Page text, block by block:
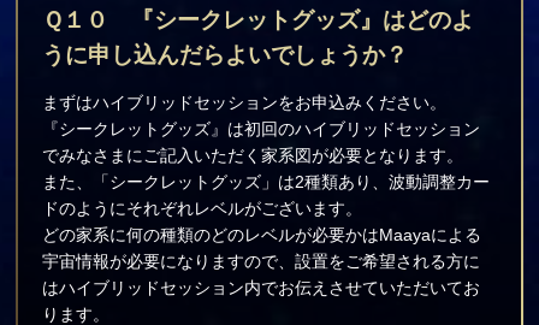
Ｑ１０
『シークレットグッズ』はどのよ
うに申し込んだらよいでしょうか？
まずはハイブリッドセッションをお申込みください。
『シークレットグッズ』は初回のハイブリッドセッション
でみなさまにご記入いただく家系図が必要となります。
また、「シークレットグッズ」は2種類あり、波動調整カー
ドのようにそれぞれレベルがございます。
どの家系に何の種類のどのレベルが必要かはMaayaによる
宇宙情報が必要になりますので、設置をご希望される方に
はハイブリッドセッション内でお伝えさせていただいてお
ります。